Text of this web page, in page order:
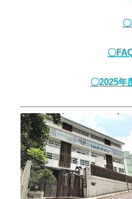
〇
〇2025年